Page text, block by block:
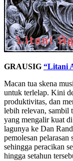
GRAUSIG “Litani
Macan tua skena
untuk terlelap. Kini
produktivitas, dan
lebih relevan, sambil
yang mengalir kuat
lagunya ke Dan
pemolesan pelarasan
sehingga peracikan
hingga setahun